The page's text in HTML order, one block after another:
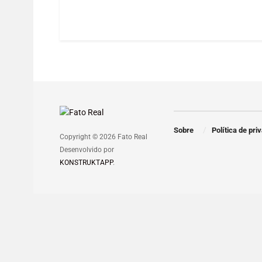
Copyright © 2026 Fato Real
Desenvolvido por
KONSTRUKTAPP.
Sobre Política de